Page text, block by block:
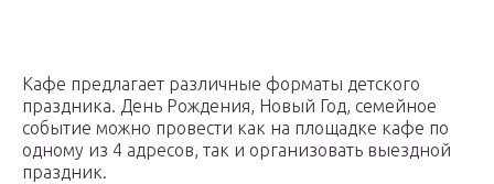
Кафе предлагает различные форматы детского
праздника. День Рождения, Новый Год, семейное
событие можно провести как на площадке кафе по
одному из 4 адресов, так и организовать выездной
праздник.